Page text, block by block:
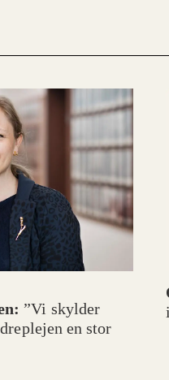
”Vi skylder
en stor